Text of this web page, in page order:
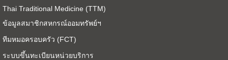
Thai Traditional Medicine (TTM)
ข้อมูลสมาชิกสหกรณ์ออมทรัพย์ฯ
ทีมหมอครอบครัว (FCT)
ระบบขึ้นทะเบียนหน่วยบริการ